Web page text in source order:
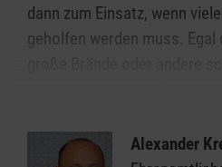
dann zum Einsatz, wenn
geholfen werden muss.
die ehrenamtlichen
Rettungsdienst nicht
Alexander